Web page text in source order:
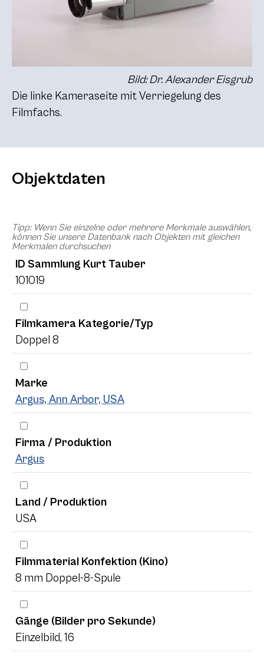
Bild: Dr. Alexander Eisgrub
Die linke Kameraseite mit Verriegelung des
Filmfachs.
Objektdaten
Tipp: Wenn Sie einzelne oder mehrere Merkmale auswählen,
können Sie unsere Datenbank nach Objekten mit gleichen
Merkmalen durchsuchen
ID Sammlung Kurt Tauber
101019
Filmkamera Kategorie/Typ
Doppel 8
Marke
Argus, Ann Arbor, USA
Firma / Produktion
Argus
Land / Produktion
USA
Filmmaterial Konfektion (Kino)
8 mm Doppel-8-Spule
Gänge (Bilder pro Sekunde)
Einzelbild, 16